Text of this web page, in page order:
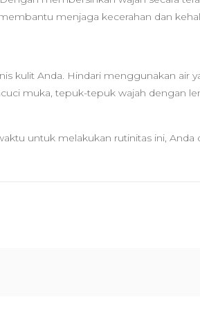
menjaga kecerahan dan
kulit Anda. Hindari menggunakan air
muka, tepuk-tepuk wajah dengan
untuk melakukan rutinitas ini, Anda